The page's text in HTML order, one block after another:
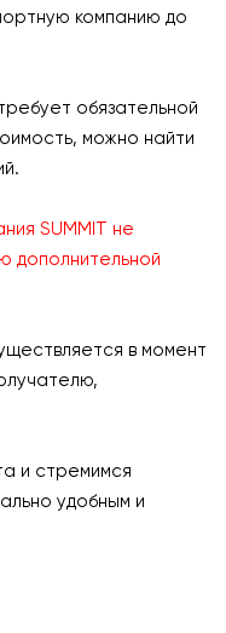
компанию до
обязательной
можно найти
SUMMIT не
дополнительной
в момент
и стремимся
удобным и